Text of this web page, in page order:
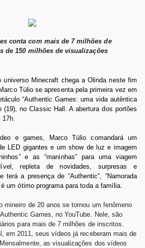
conta com mais de 7 milhões de
de 150 milhões de visualizações
universo Minecraft chega a Olinda neste fim
Túlio se apresenta pela primeira vez em
“Authentic Games: uma vida autêntica
(19), no Classic Hall. A abertura dos portões
e games, Marco Túlio comandará um
LED gigantes e um show de luz e imagem
e as “maninhas” para uma viagem
repleta de novidades, surpresas e
terá a presença de “Authentic”, “Namorada
um ótimo programa para toda a família.
mineiro de 20 anos se tornou um fenômeno
Games, no YouTube. Nele, são
para mais de 7 milhões de inscritos.
em 2011, seus vídeos já receberam mais de
as visualizações dos vídeos